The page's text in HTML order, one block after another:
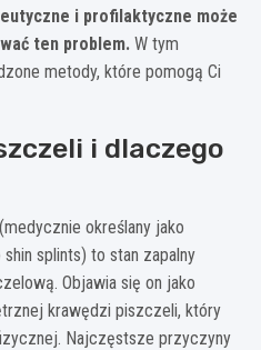
i profilaktyczne może
ten problem. W tym
metody, które pomogą Ci
i dlaczego
określany jako
splints) to stan zapalny
Objawia się on jako
krawędzi piszczeli, który
Najczęstsze przyczyny